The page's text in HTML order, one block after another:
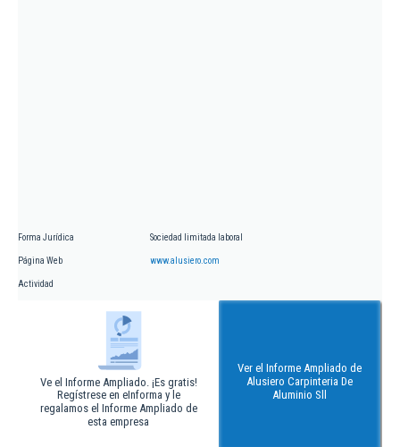
Forma Jurídica Sociedad limitada laboral
Página Web www.alusiero.com
Actividad
Ve el Informe Ampliado. ¡Es gratis!
Regístrese en eInforma y le
regalamos el Informe Ampliado de
esta empresa
Ver el Informe Ampliado de
Alusiero Carpinteria De
Aluminio Sll